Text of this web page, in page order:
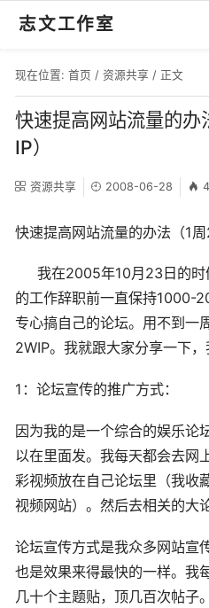
志文工作室
现在位置: 首页 / 资源共享 / 正文
快速提高网站流量的
IP）
资源共享 2008-06-28
快速提高网站流量的办法（1
我在2005年10月23日的时
的工作辞职前一直保持1000-
专心搞自己的论坛。用不到一
2WIP。我就跟大家分享一下，
1：论坛宣传的推广方式：
因为我的是一个综合的娱乐论
以在里面发。我每天都会去网
彩视频放在自己论坛里（我收
视频网站）。然后去相关的大
论坛宣传方式是我众多网站宣
也是效果来得最快的一样。我
几十个主题贴，顶几百次帖子